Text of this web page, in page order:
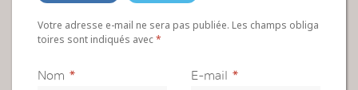
Votre adresse e-mail ne sera pas publiée. Les champs obliga
toires sont indiqués avec*
Nom * E-mail *